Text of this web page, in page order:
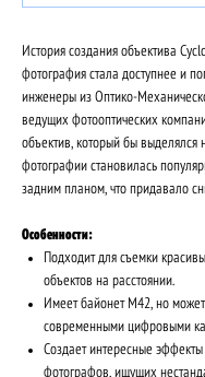
История создания объектива
фотография стала доступнее и
инженеры из Оптико-
ведущих фотооптических
объектив, который бы
фотографии становилась
задним планом, что придавало
Особенности:
Подходит для съемки
объектов на расстоянии.
Имеет байонет M42, но
современными цифровыми
Создает интересные
фотографов, ищущих